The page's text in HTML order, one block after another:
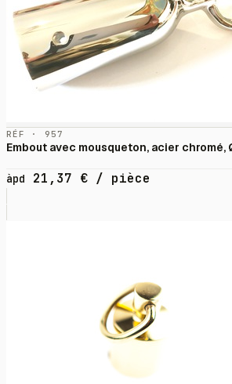
RÉF · 957
Embout avec mousqueton, acier chromé,
àpd 21,37 € / pièce